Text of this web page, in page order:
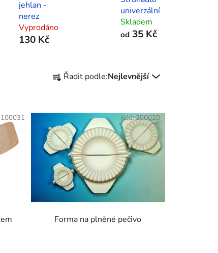
jehlan -
nerez
Vyprodáno
130 Kč
univerzální
Skladem
od35 Kč
a
e
n
í
p
r
o
d
u
k
Řadit podle:Nejlevnější
100031
Forma na plněné pečivo
Kód:200020